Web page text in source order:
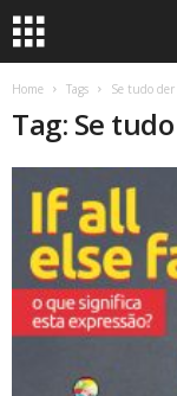
Home Tags Se tudo
Tag: Se